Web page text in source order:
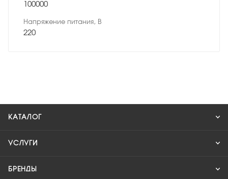
100000
Напряжение питания, В
220
КАТАЛОГ
УСЛУГИ
БРЕНДЫ